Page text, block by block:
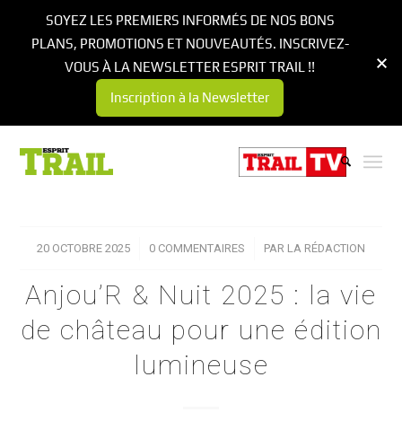
20 OCTOBRE 2025
/ 0 COMMENTAIRES
/ PAR LA RÉDACTION
Anjou’R & Nuit 2025 : la vie
de château pour une édition
lumineuse
SOYEZ LES PREMIERS INFORMÉS DE NOS BONS
PLANS, PROMOTIONS ET NOUVEAUTÉS. INSCRIVEZ-
VOUS À LA NEWSLETTER ESPRIT TRAIL !!
Inscription à la Newsletter